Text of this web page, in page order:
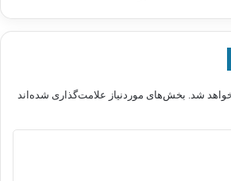
شد. بخش‌های موردنیاز علامت‌گذاری شده‌اند